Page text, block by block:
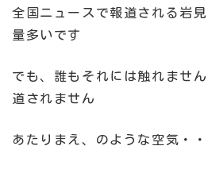
全国ニュースで報道される岩
量多いです
でも、誰もそれには触れませ
道されません
あたりまえ、のような空気・・